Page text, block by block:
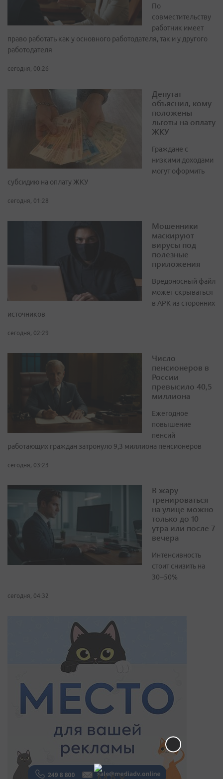
По
совместительству
работник имеет
право работать как у основного работодателя, так и у другого
работодателя
сегодня, 00:26
Депутат
объяснил, кому
положены
льготы на оплату
ЖКУ
Граждане с
низкими доходами
могут оформить
субсидию на оплату ЖКУ
сегодня, 01:28
Мошенники
маскируют
вирусы под
полезные
приложения
Вредоносный файл
может скрываться
в APK из сторонних
источников
сегодня, 02:29
Число
пенсионеров в
России
превысило 40,5
миллиона
Ежегодное
повышение
пенсий
работающих граждан затронуло 9,3 миллиона пенсионеров
сегодня, 03:23
В жару
тренироваться
на улице можно
только до 10
утра или после 7
вечера
Интенсивность
стоит снизить на
30–50%
сегодня, 04:32